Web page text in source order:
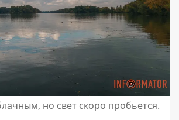
но свет скоро пробьется.